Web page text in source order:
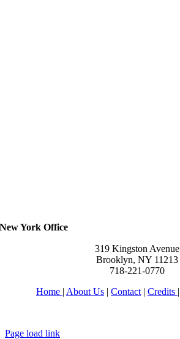
New York Office
319 Kingston Avenue
Brooklyn, NY 11213
718-221-0770
Home | About Us | Contact | Credits |
Page load link